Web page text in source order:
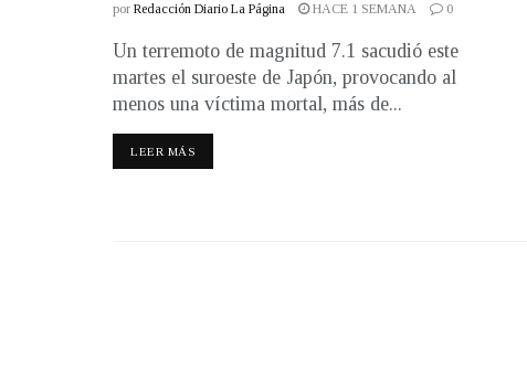
por Redacción Diario La Página HACE 1 SEMANA 0
Un terremoto de magnitud 7.1 sacudió este
martes el suroeste de Japón, provocando al
menos una víctima mortal, más de...
LEER MÁS